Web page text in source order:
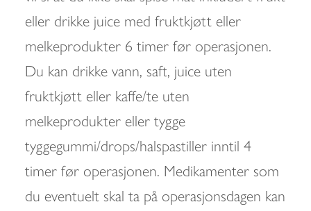
eller drikke juice med fruktkjøtt eller
melkeprodukter 6 timer før operasjonen.
Du kan drikke vann, saft, juice uten
fruktkjøtt eller kaffe/te uten
melkeprodukter eller tygge
tyggegummi/drops/halspastiller inntil 4
timer før operasjonen. Medikamenter som
du eventuelt skal ta på operasjonsdagen kan